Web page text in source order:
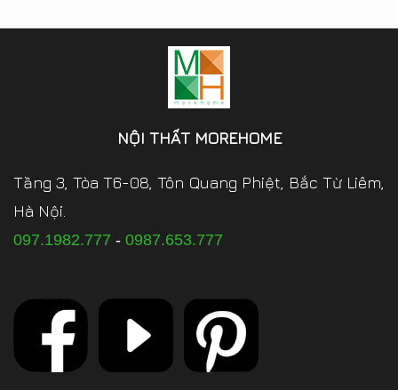
NỘI THẤT MOREHOME
Tầng 3, Tòa T6-08, Tôn Quang Phiệt, Bắc Từ Liêm,
Hà Nội.
097.1982.777 - 0987.653.777